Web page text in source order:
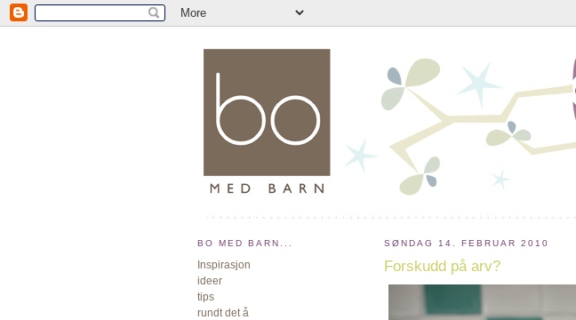
BO MED BARN...
Inspirasjon
ideer
tips
rundt det å
SØNDAG 14. FEBRUAR 2010
Forskudd på arv?